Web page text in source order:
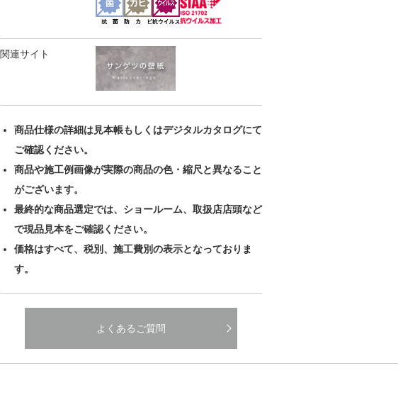
関連サイト
商品仕様の詳細は見本帳もしくはデジタルカタログにて
ご確認ください。
商品や施工例画像が実際の商品の色・縮尺と異なること
がございます。
最終的な商品選定では、ショールーム、取扱店店頭など
で現品見本をご確認ください。
価格はすべて、税別、施工費別の表示となっておりま
す。
よくあるご質問